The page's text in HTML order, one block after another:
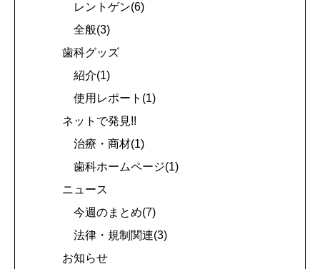
レントゲン(6)
全般(3)
歯科グッズ
紹介(1)
使用レポート(1)
ネットで発見!!
治療・商材(1)
歯科ホームページ(1)
ニュース
今週のまとめ(7)
法律・規制関連(3)
お知らせ